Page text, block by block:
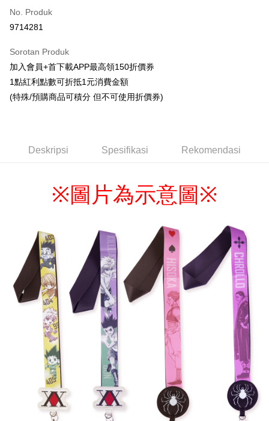
Pengambilan di Kedai Serbaneka
Apple Pay
Easy Wallet
Tunai semasa Penghantaran
全家取貨付款
付款後全家取貨
NT$65/pesanan | Penghantaran percuma untuk pesanan
NT$1,300 atau lebih
(不開放使用，請勿選取）
NT$9,999/pesanan
7-11取貨付款
NT$65/pesanan | Penghantaran percuma untuk pesanan
NT$1,300 atau lebih
付款後7-11取貨
NT$65/pesanan | Penghantaran percuma untuk pesanan
No. Produk
9714281
Sorotan Produk
加入會員+首下載APP最高領150折價券
1點紅利點數可折抵1元消費金額
(特殊/預購商品可積分 但不可使用折價券)
Deskripsi Spesifikasi Rekomendasi
※圖片為示意圖※